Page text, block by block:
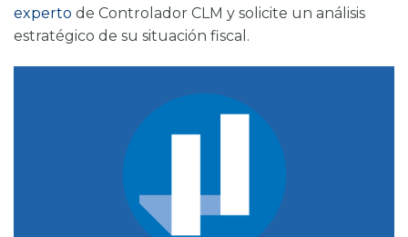
experto de Controlador CLM y solicite un análisis
estratégico de su situación fiscal.